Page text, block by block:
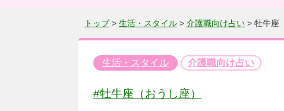
トップ> 生活・スタイル > 介護職向け占い > 牡牛座
生活・スタイル 介護職向け占い
#牡牛座（おうし座）